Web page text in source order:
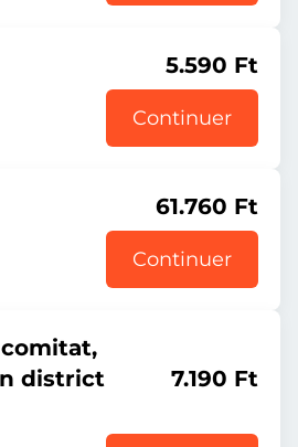
5.590 Ft
Continuer
61.760 Ft
Continuer
district
7.190 Ft